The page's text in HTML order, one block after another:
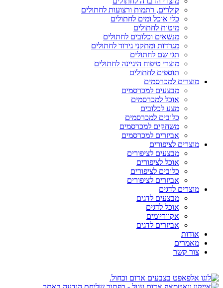
קולרים, רתמות ורצועות לחתולים
כלי אוכל ומים לחתולים
מיטות לחתולים
מנשאים וכלובים לחתולים
מגרדות ומתקני גירוד לחתולים
תגי שם לחתולים
מוצרי טיפוח היגיינה לחתולים
תוספים לחתולים
מוצרים למכרסמים
מבצעים למכרסמים
אוכל למכרסמים
מצע לכלובים
כלובים למכרסמים
משחקים למכרסמים
אביזרים למכרסמים
מוצרים לציפורים
מבצעים לציפורים
אוכל לציפורים
כלובים לציפורים
אביזרים לציפורים
מוצרים לדגים
מבצעים לדגים
אוכל לדגים
אקווריומים
אביזרים לדגים
אודות
מאמרים
צור קשר